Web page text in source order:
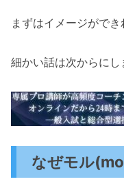
まずはイメージができ
細かい話は次からにし
なぜモル